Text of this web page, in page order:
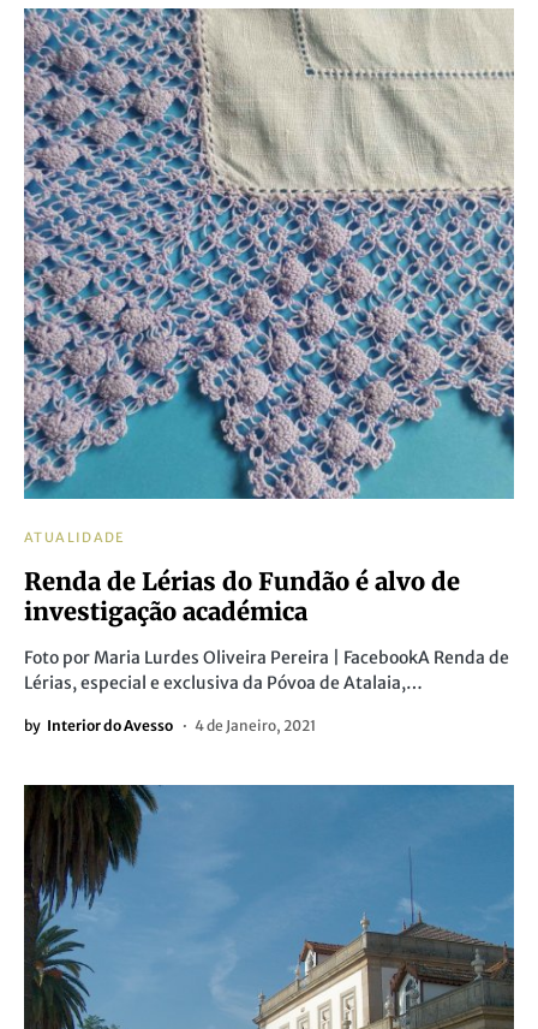
ATUALIDADE
Renda de Lérias do Fundão é alvo de
investigação académica
Foto por Maria Lurdes Oliveira Pereira | FacebookA Renda de
Lérias, especial e exclusiva da Póvoa de Atalaia,…
by Interior do Avesso 4 de Janeiro, 2021